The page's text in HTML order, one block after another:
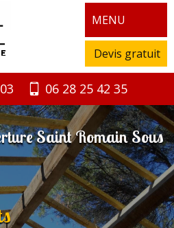
MENU
Devis gratuit
06 28 25 42 35
Saint Romain Sous